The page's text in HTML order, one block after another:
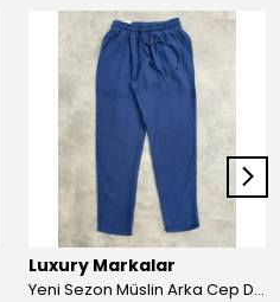
Luxury Markalar
Yeni Sezon Müslin Arka Cep Detaylı Pantalon